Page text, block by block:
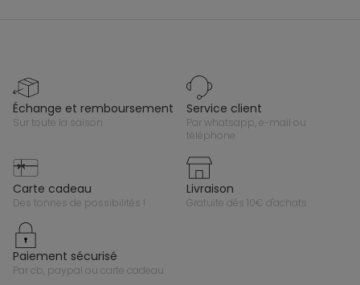
échange et remboursement
sur toute la saison
service client
par whatsapp, e-mail ou
téléphone
carte cadeau
des tonnes de possibilités !
livraison
gratuite dès 10€ d'achats
paiement sécurisé
par cb, paypal ou carte cadeau